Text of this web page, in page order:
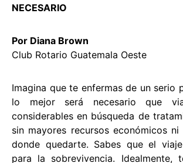
NECESARIO
Por Diana Brown
Club Rotario Guatemala Oeste
Imagina que te enfermas de un serio
lo mejor será necesario que
considerables en búsqueda de
sin mayores recursos económicos
donde quedarte. Sabes que el
para la sobrevivencia. Idealmente,